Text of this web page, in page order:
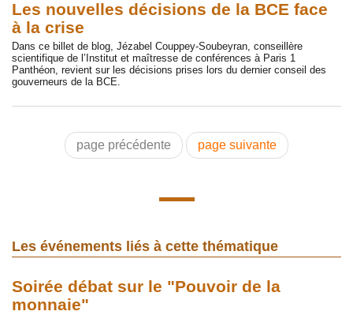
Les nouvelles décisions de la BCE face
à la crise
Dans ce billet de blog, Jézabel Couppey-Soubeyran, conseillère
scientifique de l’Institut et maîtresse de conférences à Paris 1
Panthéon, revient sur les décisions prises lors du dernier conseil des
gouverneurs de la BCE.
page précédente page suivante
Les événements liés à cette thématique
Soirée débat sur le "Pouvoir de la
monnaie"